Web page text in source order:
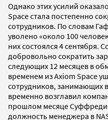
Однако этих усилий
Space стала постепенно
сотрудников. По словам
уволено «около 100
них состоялся 4
добровольно сократить
следующих 12 месяцев в
временем из Axiom Space
сотрудников, занимающих
временно возглавил
прошлом месяце
должность менеджера в